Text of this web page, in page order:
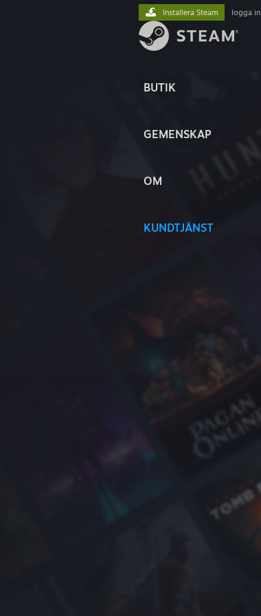
BUTIK
GEMENSKAP
OM
KUNDTJÄNST
Installera Steam logga in